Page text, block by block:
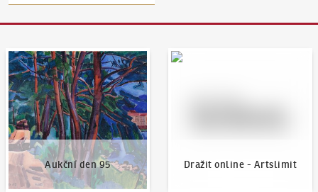
Aukční den 95
Aukční den 95
Dražit online - Artslimit
Dražit online - Artslimit